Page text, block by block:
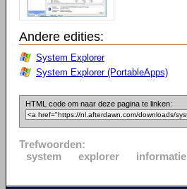
Andere edities:
System Explorer
System Explorer (PortableApps)
HTML code om naar deze pagina te linken:
Trefwoorden:
system
explorer informatie